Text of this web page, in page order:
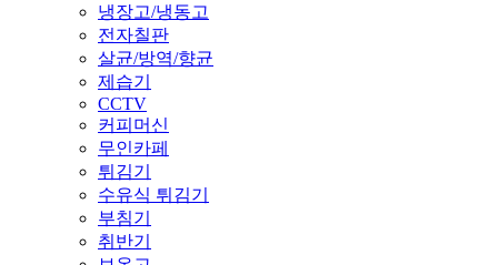
냉장고/냉동고
전자칠판
살균/방역/향균
제습기
CCTV
커피머신
무인카페
튀김기
수유식 튀김기
부침기
취반기